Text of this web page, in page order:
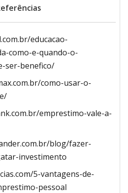
educacao-
como-e-quando-o-
ser-benefico/
como-usar-o-
emprestimo-vale-a-
blog/fazer-
investimento
5-vantagens-de-
pessoal